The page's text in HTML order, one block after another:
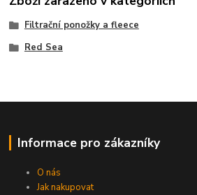
Filtrační ponožky a fleece
Red Sea
Informace pro zákazníky
O nás
Jak nakupovat